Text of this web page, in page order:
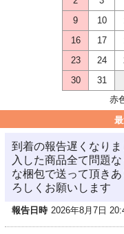
9
10
16
17
23
24
30
31
赤
到着の報告遅くなり
入した商品全て問題
な梱包で送って頂き
ろしくお願いします
報告日時 2026年8月7日